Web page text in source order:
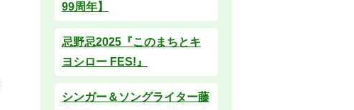
99周年】
忌野忌2025『このまちとキ
ヨシロー FES!』
シンガー＆ソングライター藤